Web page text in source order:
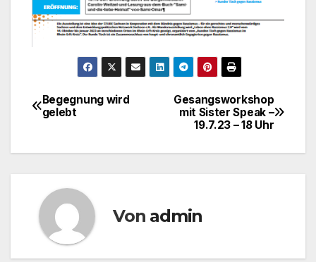
Beitragsnavigation
Gesangsworkshop
mit Sister Speak –
19.7.23 – 18 Uhr
Begegnung wird
gelebt
Von admin